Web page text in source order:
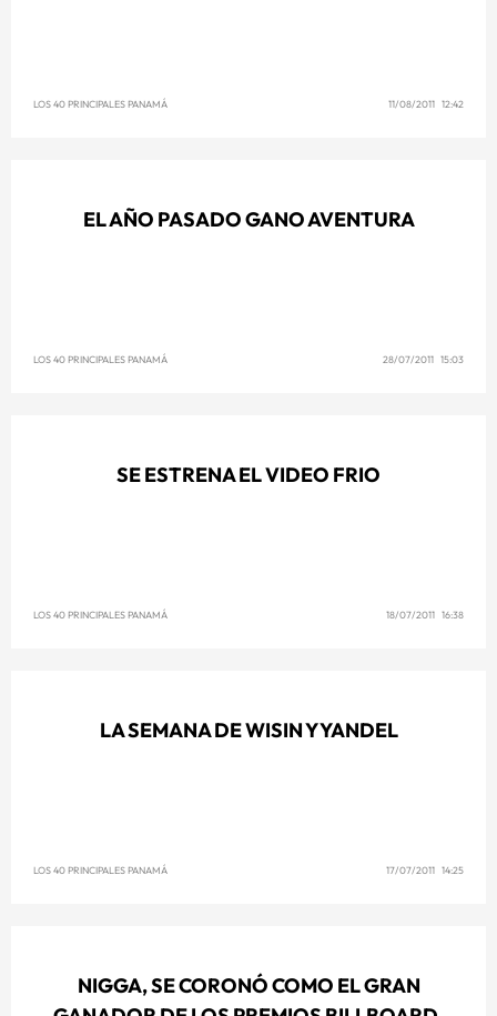
LOS 40 PRINCIPALES PANAMÁ 11/08/2011 12:42
EL AÑO PASADO GANO AVENTURA
LOS 40 PRINCIPALES PANAMÁ 28/07/2011 15:03
SE ESTRENA EL VIDEO FRIO
LOS 40 PRINCIPALES PANAMÁ 18/07/2011 16:38
LA SEMANA DE WISIN Y YANDEL
LOS 40 PRINCIPALES PANAMÁ 17/07/2011 14:25
NIGGA, SE CORONÓ COMO EL GRAN